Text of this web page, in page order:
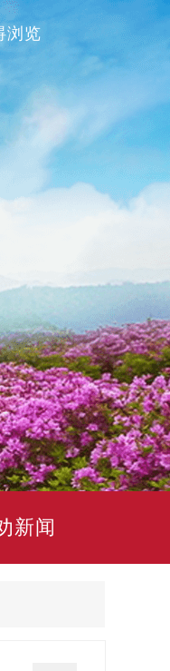
浏览
新闻